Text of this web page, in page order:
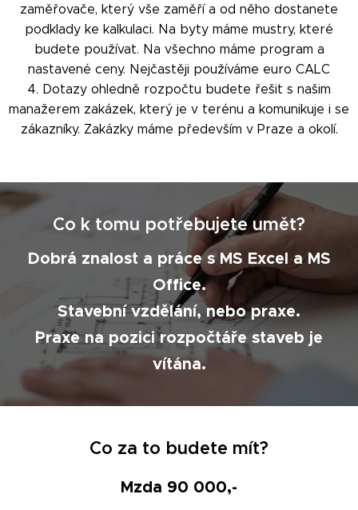
zaměřovače, který vše zaměří a od něho dostanete
podklady ke kalkulaci. Na byty máme mustry, které
budete používat. Na všechno máme program a
nastavené ceny. Nejčastěji používáme euro CALC
4. Dotazy ohledně rozpočtu budete řešit s našim
manažerem zakázek, který je v terénu a komunikuje i se
zákazníky. Zakázky máme především v Praze a okolí.
Co k tomu potřebujete umět?
Dobrá znalost a práce s MS Excel a MS
Office.
Stavební vzdělání, nebo praxe.
`Praxe na pozici rozpočtáře staveb je
vítána.
Co za to budete mít?
Mzda 90 000,-